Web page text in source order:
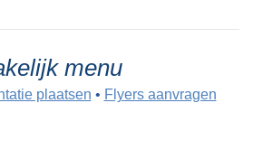
menu
plaatsen • Flyers aanvragen